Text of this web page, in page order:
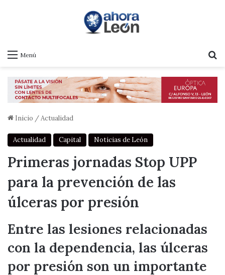
Menú
Inicio /Actualidad
Actualidad Capital Noticias de León
Primeras jornadas Stop UPP
para la prevención de las
úlceras por presión
Entre las lesiones relacionadas
con la dependencia, las úlceras
por presión son un importante